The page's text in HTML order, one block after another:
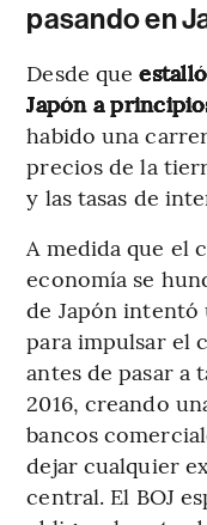
pasando en
Desde que
Japón a
habido una
precios de la
y las tasas de
A medida que el
economía se
de Japón intentó
para impulsar el
antes de pasar a
2016, creando
bancos
dejar cualquier
central. El BOJ